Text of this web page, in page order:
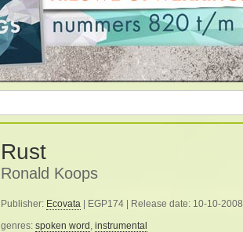
Rust
Ronald Koops
Publisher: Ecovata | EGP174 | Release date: 10-10-2008
genres: spoken word , instrumental